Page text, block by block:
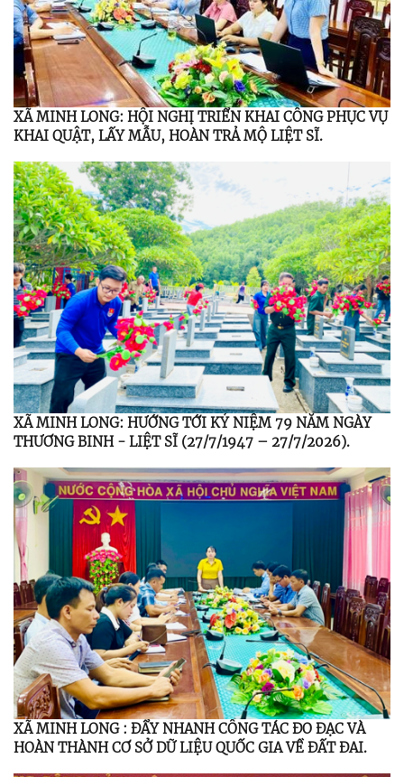
XÃ MINH LONG: HỘI NGHỊ TRIỂN KHAI CÔNG PHỤC VỤ
KHAI QUẬT, LẤY MẪU, HOÀN TRẢ MỘ LIỆT SĨ.
XÃ MINH LONG: HƯỚNG TỚI KỶ NIỆM 79 NĂM NGÀY
THƯƠNG BINH - LIỆT SĨ (27/7/1947 – 27/7/2026).
XÃ MINH LONG : ĐẨY NHANH CÔNG TÁC ĐO ĐẠC VÀ
HOÀN THÀNH CƠ SỞ DỮ LIỆU QUỐC GIA VỀ ĐẤT ĐAI.